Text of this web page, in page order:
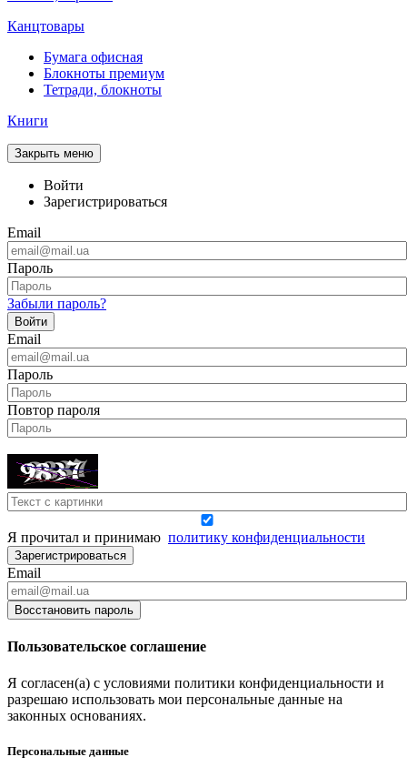
Канцтовары
Бумага офисная
Блокноты премиум
Тетради, блокноты
Книги
Закрыть меню
Войти
Зарегистрироваться
Email
Пароль
Забыли пароль?
Войти
Email
Пароль
Повтор пароля
Я прочитал и принимаю политику конфиденциальности
Зарегистрироваться
Email
Восстановить пароль
Пользовательское соглашение
Я согласен(а) с условиями политики конфиденциальности и
разрешаю использовать мои персональные данные на
законных основаниях.
Персональные данные